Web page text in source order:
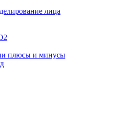
лица
плюсы и минусы